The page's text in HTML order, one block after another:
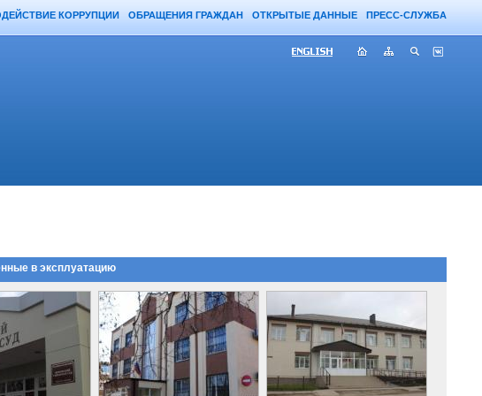
КОРРУПЦИИ ОБРАЩЕНИЯ ГРАЖДАН ОТКРЫТЫЕ ДАННЫЕ ПРЕСС-СЛУЖБА
в эксплуатацию